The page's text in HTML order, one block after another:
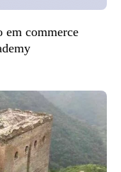
em commerce